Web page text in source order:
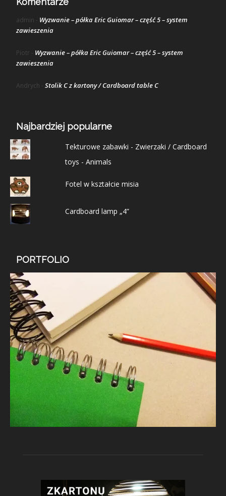
admin - Wyzwanie – półka Eric Guiomar – część 5 – system
zawieszenia
Piotr - Wyzwanie – półka Eric Guiomar – część 5 – system
zawieszenia
Andrych - Stolik C z kartony / Cardboard table C
Najbardziej popularne
Tekturowe zabawki - Zwierzaki / Cardboard
toys - Animals
Fotel w kształcie misia
Cardboard lamp „4”
PORTFOLIO